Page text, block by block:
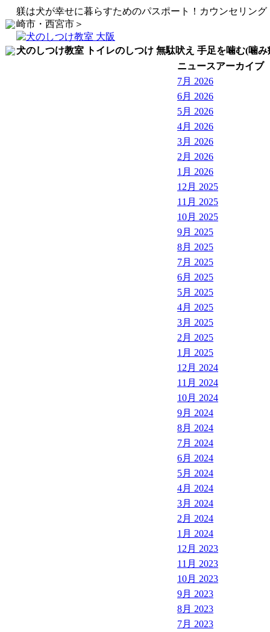
躾は犬が幸せに暮らすためのパスポート！カウンセリン
崎市・西宮市＞
犬のしつけ教室 トイレのしつけ 無駄吠え 手足を噛む(噛
ニュースアーカイブ
7月 2026
6月 2026
5月 2026
4月 2026
3月 2026
2月 2026
1月 2026
12月 2025
11月 2025
10月 2025
9月 2025
8月 2025
7月 2025
6月 2025
5月 2025
4月 2025
3月 2025
2月 2025
1月 2025
12月 2024
11月 2024
10月 2024
9月 2024
8月 2024
7月 2024
6月 2024
5月 2024
4月 2024
3月 2024
2月 2024
1月 2024
12月 2023
11月 2023
10月 2023
9月 2023
8月 2023
7月 2023